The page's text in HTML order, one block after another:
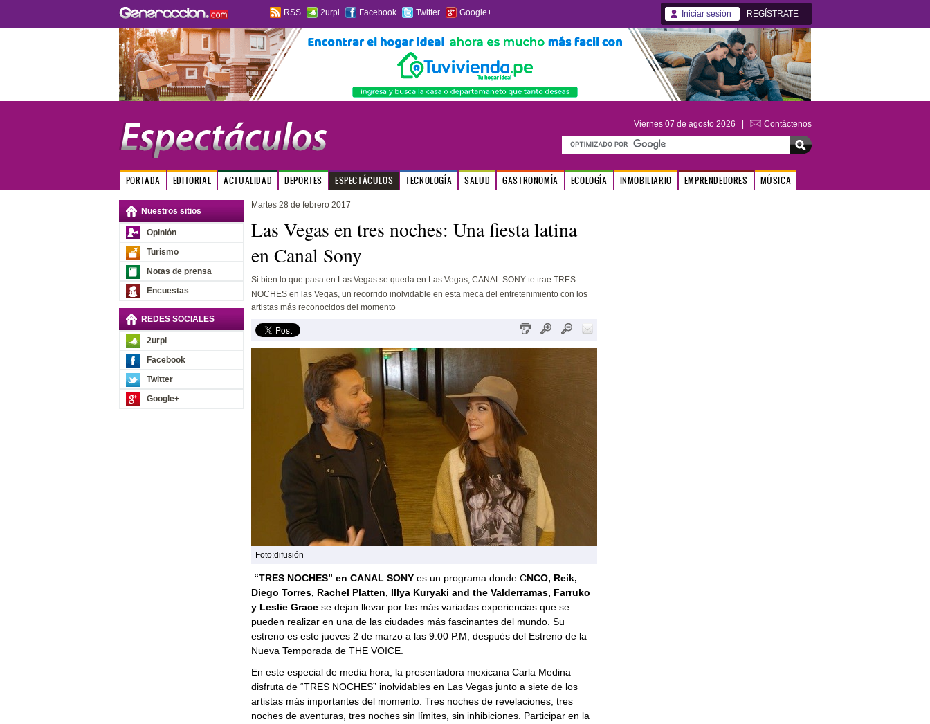
RSS 2urpi Facebook Twitter Google+ Iniciar sesión REGÍSTRATE
Viernes 07 de agosto 2026 | Contáctenos
PORTADA EDITORIAL ACTUALIDAD DEPORTES ESPECTÁCULOS TECNOLOGÍA SALUD GASTRONOMÍA ECOLOGÍA INMOBILIARIO EMPRENDEDORES MÚSICA
Nuestros sitios
Opinión
Turismo
Notas de prensa
Encuestas
REDES SOCIALES
2urpi
Facebook
Twitter
Google+
Martes 28 de febrero 2017
Las Vegas en tres noches: Una fiesta latina
en Canal Sony
Si bien lo que pasa en Las Vegas se queda en Las Vegas, CANAL SONY te trae TRES
NOCHES en las Vegas, un recorrido inolvidable en esta meca del entretenimiento con los
artistas más reconocidos del momento
Foto:difusión
“TRES NOCHES” en CANAL SONYes un programa donde CNCO, Reik,
Diego Torres, Rachel Platten, Illya Kuryaki and the Valderramas, Farruko
y Leslie Gracese dejan llevar por las más variadas experiencias que se
pueden realizar en una de las ciudades más fascinantes del mundo. Su
estreno es este jueves 2 de marzo a las 9:00 P.M, después del Estreno de la
Nueva Temporada de THE VOICE.
En este especial de media hora, la presentadora mexicana Carla Medina
disfruta de “TRES NOCHES” inolvidables en Las Vegas junto a siete de los
artistas más importantes del momento. Tres noches de revelaciones, tres
noches de aventuras, tres noches sin límites, sin inhibiciones. Participar en la